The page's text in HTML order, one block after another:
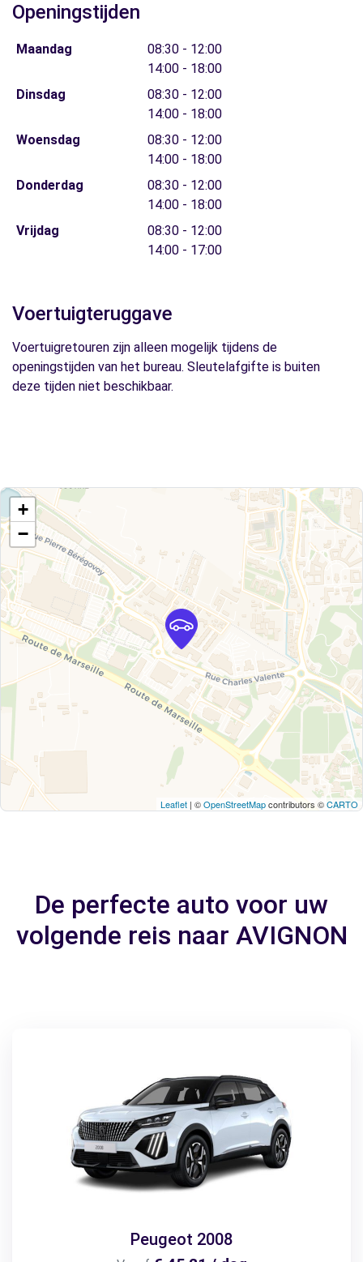
Openingstijden
Maandag
08:30 - 12:00
14:00 - 18:00
Dinsdag
08:30 - 12:00
14:00 - 18:00
Woensdag
08:30 - 12:00
14:00 - 18:00
Donderdag
08:30 - 12:00
14:00 - 18:00
Vrijdag
08:30 - 12:00
14:00 - 17:00
Voertuigteruggave
Voertuigretouren zijn alleen mogelijk tijdens de
openingstijden van het bureau. Sleutelafgifte is buiten
deze tijden niet beschikbaar.
+
−
Leaflet | ©OpenStreetMapcontributors ©CARTO
De perfecte auto voor uw
volgende reis naar AVIGNON
Peugeot 2008